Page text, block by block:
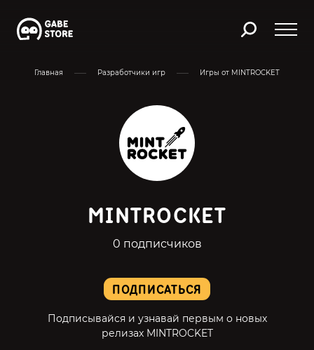
Главная Разработчики игр Игры от MINTROCKET
ПОДПИСАТЬСЯ
Подписывайся и узнавай первым о новых
релизах MINTROCKET
MINTROCKET
0 подписчиков